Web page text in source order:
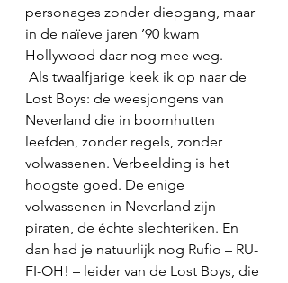
personages zonder diepgang, maar
in de naïeve jaren ’90 kwam
Hollywood daar nog mee weg.
Lost Boys: de weesjongens van
Neverland die in boomhutten
leefden, zonder regels, zonder
volwassenen. Verbeelding is het
hoogste goed. De enige
volwassenen in Neverland zijn
piraten, de échte slechteriken. En
dan had je natuurlijk nog Rufio – RU-
FI-OH! – leider van de Lost Boys, die